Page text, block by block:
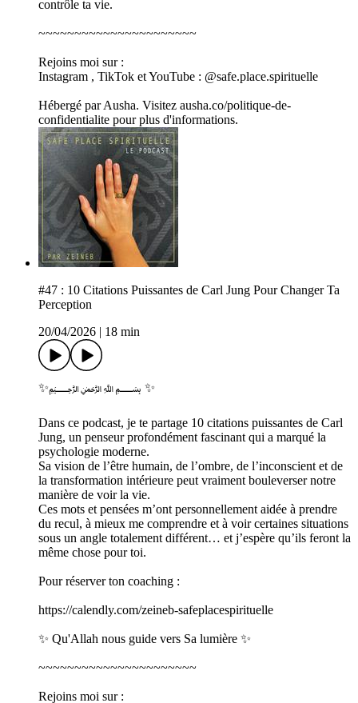
contrôle ta vie.
~~~~~~~~~~~~~~~~~~~~~~
Rejoins moi sur :
Instagram , TikTok et YouTube : @safe.place.spirituelle
Hébergé par Ausha. Visitez ausha.co/politique-de-
confidentialite pour plus d'informations.
#47 : 10 Citations Puissantes de Carl Jung Pour Changer Ta
Perception
20/04/2026
18 min
✨﷽ ✨
Dans ce podcast, je te partage 10 citations puissantes de Carl
Jung, un penseur profondément fascinant qui a marqué la
psychologie moderne.
Sa vision de l’être humain, de l’ombre, de l’inconscient et de
la transformation intérieure peut vraiment bouleverser notre
manière de voir la vie.
Ces mots et pensées m’ont personnellement aidée à prendre
du recul, à mieux me comprendre et à voir certaines situations
sous un angle totalement différent… et j’espère qu’ils feront la
même chose pour toi.
Pour réserver ton coaching :
https://calendly.com/zeineb-safeplacespirituelle
✨ Qu'Allah nous guide vers Sa lumière ✨
~~~~~~~~~~~~~~~~~~~~~~
Rejoins moi sur :